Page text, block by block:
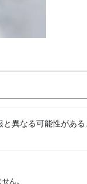
異なる可能性があ
ん。